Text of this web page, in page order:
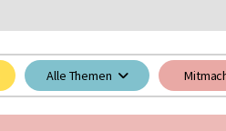
Alle Themen